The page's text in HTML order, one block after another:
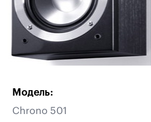
Модель:
Chrono 501